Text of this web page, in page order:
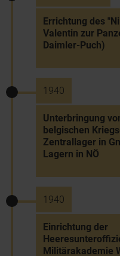
Errichtung des
Valentin zur
Daimler-Puch)
1940
Unterbringung
belgischen
Zentrallager in
Lagern in NÖ
1940
Einrichtung der
Militärakademie